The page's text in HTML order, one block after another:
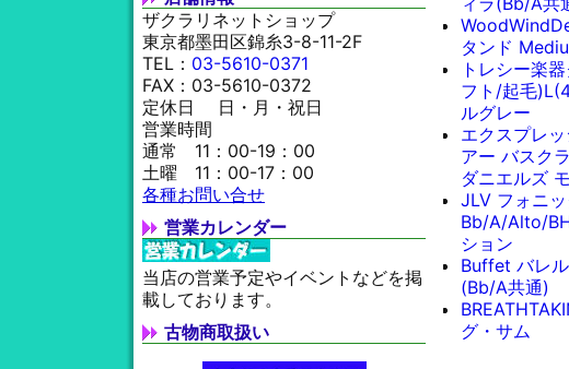
ザクラリネットショップ
東京都墨田区錦糸3-8-11-2F
TEL： 03-5610-0371
FAX：03-5610-0372
定休日 日・月・祝日
営業時間
通常 11：00-19：00
土曜 11：00-17：00
各種お問い合せ
営業カレンダー
当店の営業予定やイベントなどを掲
載しております。
古物商取扱い
タンド
トレシー楽
フト/起毛
ルグレー
エクスプレ
アー バスク
ダニエルズ
JLV フォニ
Bb/A/Alto/
ション
Buffet バレ
(Bb/A共通)
グ・サム